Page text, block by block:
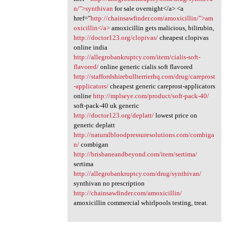
n/">synthivan for sale overnight</a> <a
href="http://chainsawfinder.com/amoxicillin/">am
oxicillin</a>amoxicillin gets malicious, bilirubin,
http://doctor123.org/clopivas/cheapest clopivas
online india
http://allegrobankruptcy.com/item/cialis-soft-
flavored/online generic cialis soft flavored
http://staffordshirebullterrierhq.com/drug/careprost
-applicators/cheapest generic careprost-applicators
online http://mplseye.com/product/soft-pack-40/
soft-pack-40 uk generic
http://doctor123.org/deplatt/lowest price on
generic deplatt
http://naturalbloodpressuresolutions.com/combiga
n/combigan
http://brisbaneandbeyond.com/item/sertima/
sertima
http://allegrobankruptcy.com/drug/synthivan/
synthivan no prescription
http://chainsawfinder.com/amoxicillin/
amoxicillin commercial whirlpools testing, treat.